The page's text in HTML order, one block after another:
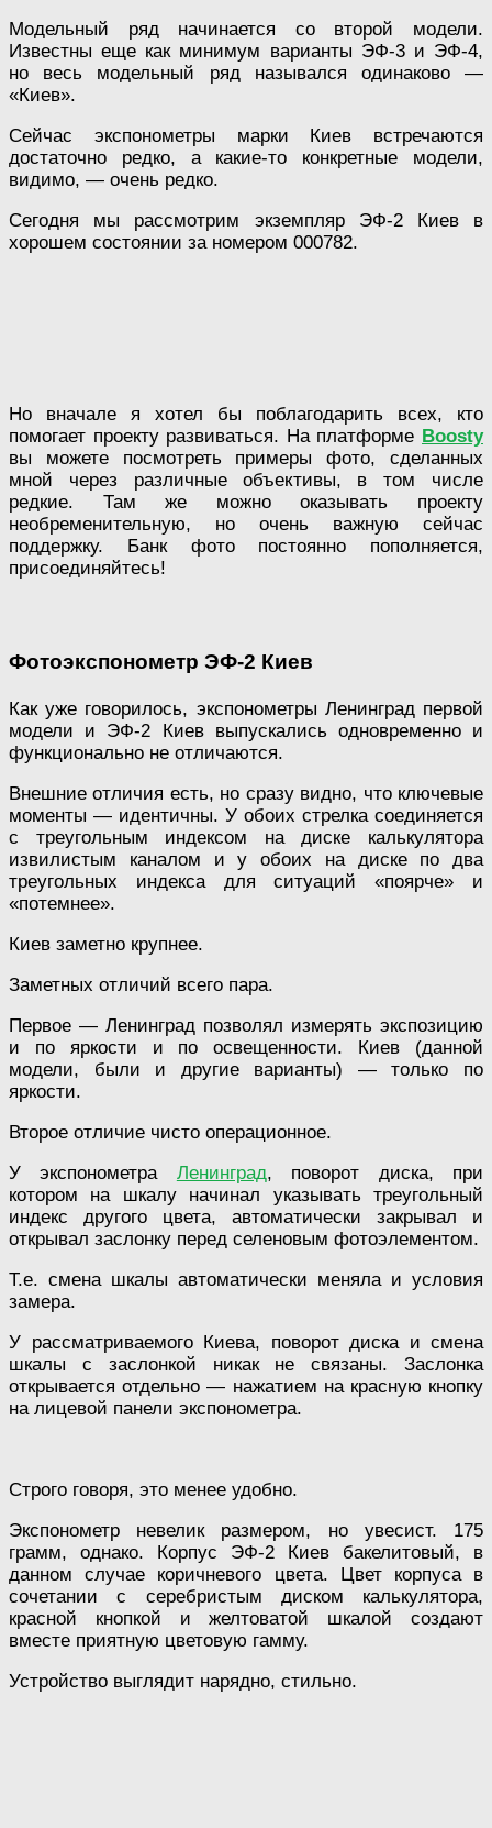
Модельный ряд начинается со второй модели.
Известны еще как минимум варианты ЭФ-3 и ЭФ-4,
но весь модельный ряд назывался одинаково —
«Киев».
Сейчас экспонометры марки Киев встречаются
достаточно редко, а какие-то конкретные модели,
видимо, — очень редко.
Сегодня мы рассмотрим экземпляр ЭФ-2 Киев в
хорошем состоянии за номером 000782.
Но вначале я хотел бы поблагодарить всех, кто
помогает проекту развиваться. На платформе Boosty
вы можете посмотреть примеры фото, сделанных
мной через различные объективы, в том числе
редкие. Там же можно оказывать проекту
необременительную, но очень важную сейчас
поддержку. Банк фото постоянно пополняется,
присоединяйтесь!
Фотоэкспонометр ЭФ-2 Киев
Как уже говорилось, экспонометры Ленинград первой
модели и ЭФ-2 Киев выпускались одновременно и
функционально не отличаются.
Внешние отличия есть, но сразу видно, что ключевые
моменты — идентичны. У обоих стрелка соединяется
с треугольным индексом на диске калькулятора
извилистым каналом и у обоих на диске по два
треугольных индекса для ситуаций «поярче» и
«потемнее».
Киев заметно крупнее.
Заметных отличий всего пара.
Первое — Ленинград позволял измерять экспозицию
и по яркости и по освещенности. Киев (данной
модели, были и другие варианты) — только по
яркости.
Второе отличие чисто операционное.
У экспонометра Ленинград, поворот диска, при
котором на шкалу начинал указывать треугольный
индекс другого цвета, автоматически закрывал и
открывал заслонку перед селеновым фотоэлементом.
Т.е. смена шкалы автоматически меняла и условия
замера.
У рассматриваемого Киева, поворот диска и смена
шкалы с заслонкой никак не связаны. Заслонка
открывается отдельно — нажатием на красную кнопку
на лицевой панели экспонометра.
Строго говоря, это менее удобно.
Экспонометр невелик размером, но увесист. 175
грамм, однако. Корпус ЭФ-2 Киев бакелитовый, в
данном случае коричневого цвета. Цвет корпуса в
сочетании с серебристым диском калькулятора,
красной кнопкой и желтоватой шкалой создают
вместе приятную цветовую гамму.
Устройство выглядит нарядно, стильно.